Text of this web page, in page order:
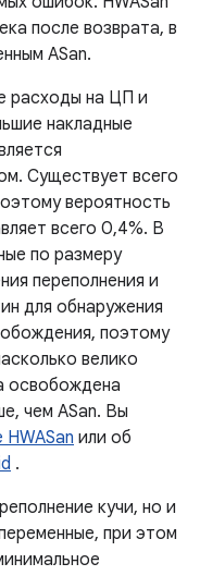
после возврата, в
ASan.
расходы на ЦП и
накладные
Существует всего
вероятность
всего 0,4%. В
по размеру
переполнения и
для обнаружения
поэтому
велико
освобождена
чем ASan. Вы
или об
.
кучи, но и
при этом